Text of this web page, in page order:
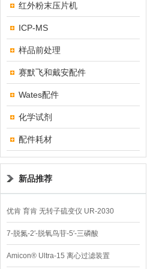
红外粉末压片机
ICP-MS
样品前处理
赛默飞和戴安配件
Wates配件
化学试剂
配件耗材
新品推荐
优肯 育肯 无转子硫变仪 UR-2030
7-脱氮-2′-脱氧鸟苷-5′-三磷酸
Amicon® Ultra-15 离心过滤装置